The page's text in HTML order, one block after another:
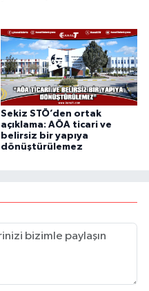
Sekiz STÖ’den ortak
açıklama: AÖA ticari ve
belirsiz bir yapıya
dönüştürülemez